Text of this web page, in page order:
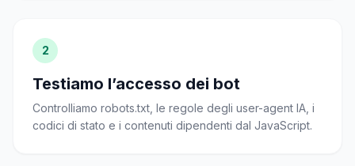
2
Testiamo l’accesso dei bot
Controlliamo robots.txt, le regole degli user-agent IA, i
codici di stato e i contenuti dipendenti dal JavaScript.